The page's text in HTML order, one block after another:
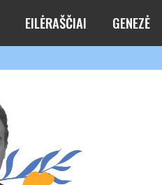
EILĖRAŠČIAI GENEZĖ